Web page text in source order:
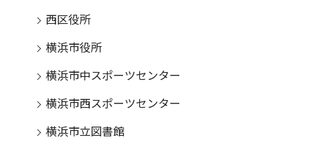
西区役所
横浜市役所
横浜市中スポーツセンター
横浜市西スポーツセンター
横浜市立図書館